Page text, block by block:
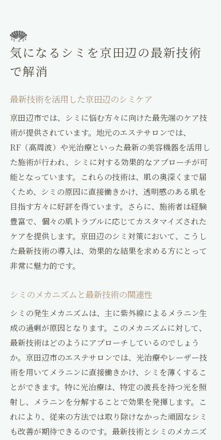
気になるシミを京田辺の最新技術
で解消
最新技術を活用した京田辺のシミケア
京田辺市では、シミに悩む方々に向けた最先端のケア技
術が提供されています。地元のエステサロンでは、
RF（高周波）や光治療といった最新の美容機器を活用し
た施術が行われ、シミに対する効果的なアプローチが可
能となっています。これらの技術は、肌の奥深くまで届
くため、シミの原因に直接働きかけ、透明感のある肌を
目指す方々に好評を得ています。さらに、施術者は経験
豊富で、個々の肌トラブルに応じてカスタマイズされた
ケアを提供します。京田辺のシミ対策において、こうし
た最新技術の導入は、効果的な結果を求める方にとって
非常に魅力的です。
シミのメカニズムと最新技術の関連性
シミの発生メカニズムは、主に紫外線によるメラニン生
成の過剰が原因となります。このメカニズムに対して、
最新技術はどのようにアプローチしているのでしょう
か。京田辺市のエステサロンでは、光治療やレーザー技
術を用いてメラニンに直接働きかけ、シミを薄くするこ
とができます。特に光治療は、特定の波長を持つ光を照
射し、メラニンを分解することで効果を発揮します。こ
れにより、従来の方法では取り除けなかった頑固なシミ
も改善が期待できるのです。最新技術とシミのメカニズ